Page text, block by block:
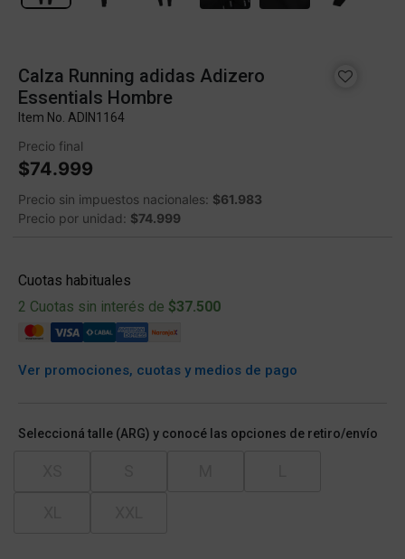
Calza Running adidas Adizero
Essentials Hombre
Item No. ADIN1164
Precio final
$74.999
Precio sin impuestos nacionales: $61.983
Precio por unidad: $74.999
Cuotas habituales
2 Cuotas sin interés de $37.500
Ver promociones, cuotas y medios de pago
Seleccioná talle (ARG) y conocé las opciones de retiro/envío